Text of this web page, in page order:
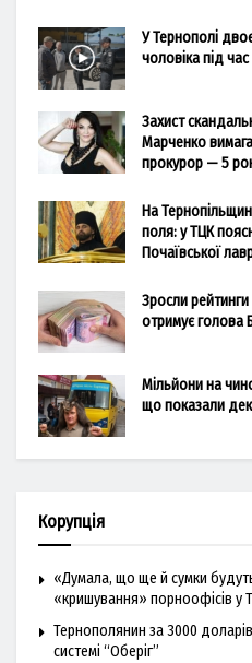
У Тернополі
чоловіка під
Захист
Марченко
прокурор — 5
На
поля: у ТЦК
Почаївської
Зросли
отримує голова
Мільйони на
що показали
Корупція
«Думала, що ще й сумки
«кришування» порноофісів у
Тернополянин за 3000
системі “Оберіг”